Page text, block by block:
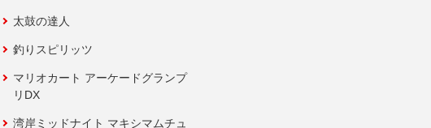
太鼓の達人
釣りスピリッツ
マリオカート アーケードグランプ
リDX
湾岸ミッドナイト マキシマムチュ